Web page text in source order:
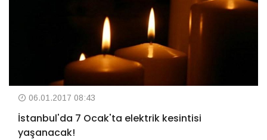
06.01.2017 08:43
İstanbul'da 7 Ocak'ta elektrik kesintisi
yaşanacak!